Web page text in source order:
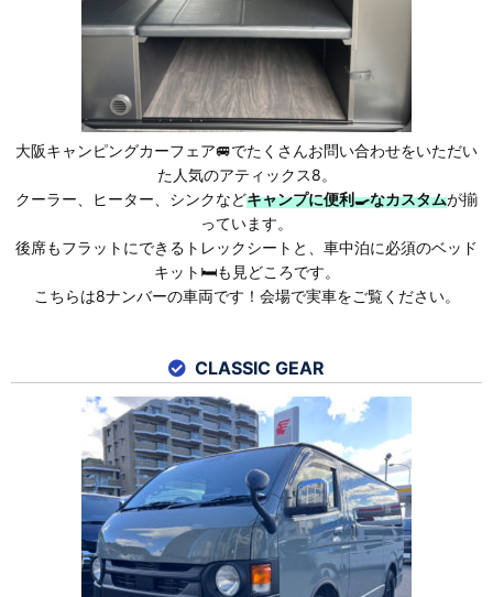
大阪キャンピングカーフェア🚐でたくさんお問い合わせをいただい
た人気のアティックス8。
クーラー、ヒーター、シンクなどキャンプに便利🍳なカスタムが揃
っています。
後席もフラットにできるトレックシートと、車中泊に必須のベッド
キット🛏も見どころです。
こちらは8ナンバーの車両です！会場で実車をご覧ください。
CLASSIC GEAR